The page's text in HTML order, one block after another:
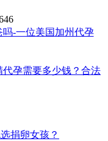
-一位美国加州代孕
孕需要多少钱？合法
捐卵女孩？